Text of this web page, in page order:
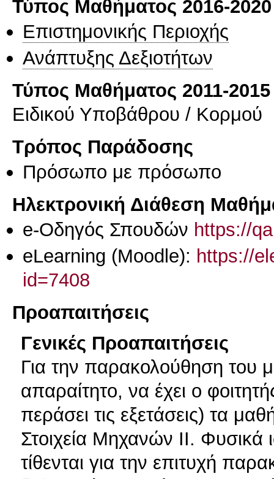
Τύπος Μαθήματος 2016-2020
Επιστημονικής Περιοχής
Ανάπτυξης Δεξιοτήτων
Τύπος Μαθήματος 2011-2015
Ειδικού Υποβάθρου / Κορμού
Τρόπος Παράδοσης
Πρόσωπο με πρόσωπο
Ηλεκτρονική Διάθεση
e-Οδηγός Σπουδών https://
eLearning (Moodle): https://
id=7408
Προαπαιτήσεις
Γενικές Προαπαιτήσεις
Για την παρακολούθηση του
απαραίτητο, να έχει ο
περάσει τις εξετάσεις) τα
Στοιχεία Μηχανών ΙΙ.
τίθενται για την επιτυχή